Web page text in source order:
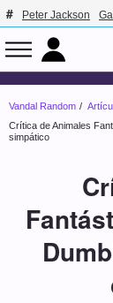
Peter Jackson
Vandal Random
Crítica de Animales
simpático